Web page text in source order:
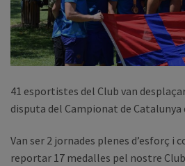
41 esportistes del Club van
disputa del Campionat de Catalunya
Van ser 2 jornades plenes d’esforç i
reportar 17 medalles pel nostre